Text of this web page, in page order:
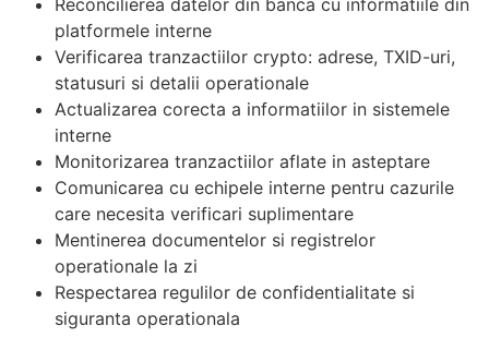
Reconcilierea datelor din banca cu informatiile din
platformele interne
Verificarea tranzactiilor crypto: adrese, TXID-uri,
statusuri si detalii operationale
Actualizarea corecta a informatiilor in sistemele
interne
Monitorizarea tranzactiilor aflate in asteptare
Comunicarea cu echipele interne pentru cazurile
care necesita verificari suplimentare
Mentinerea documentelor si registrelor
operationale la zi
Respectarea regulilor de confidentialitate si
siguranta operationala